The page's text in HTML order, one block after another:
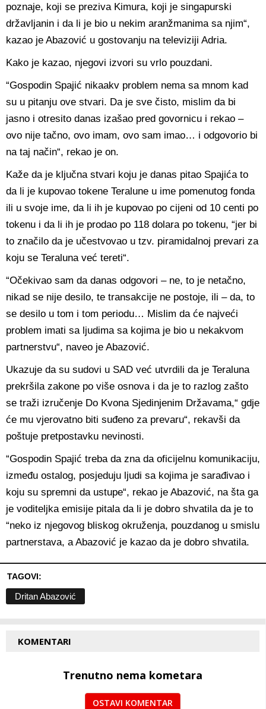
poznaje, koji se preziva Kimura, koji je singapurski
državljanin i da li je bio u nekim aranžmanima sa njim“,
kazao je Abazović u gostovanju na televiziji Adria.
Kako je kazao, njegovi izvori su vrlo pouzdani.
“Gospodin Spajić nikaakv problem nema sa mnom kad
su u pitanju ove stvari. Da je sve čisto, mislim da bi
jasno i otresito danas izašao pred govornicu i rekao –
ovo nije tačno, ovo imam, ovo sam imao… i odgovorio bi
na taj način“, rekao je on.
Kaže da je ključna stvari koju je danas pitao Spajića to
da li je kupovao tokene Teralune u ime pomenutog fonda
ili u svoje ime, da li ih je kupovao po cijeni od 10 centi po
tokenu i da li ih je prodao po 118 dolara po tokenu, “jer bi
to značilo da je učestvovao u tzv. piramidalnoj prevari za
koju se Teraluna već tereti“.
“Očekivao sam da danas odgovori – ne, to je netačno,
nikad se nije desilo, te transakcije ne postoje, ili – da, to
se desilo u tom i tom periodu… Mislim da će najveći
problem imati sa ljudima sa kojima je bio u nekakvom
partnerstvu“, naveo je Abazović.
Ukazuje da su sudovi u SAD već utvrdili da je Teraluna
prekršila zakone po više osnova i da je to razlog zašto
se traži izručenje Do Kvona Sjedinjenim Državama,“ gdje
će mu vjerovatno biti suđeno za prevaru“, rekavši da
poštuje pretpostavku nevinosti.
“Gospodin Spajić treba da zna da oficijelnu komunikaciju,
između ostalog, posjeduju ljudi sa kojima je sarađivao i
koju su spremni da ustupe“, rekao je Abazović, na šta ga
je voditeljka emisije pitala da li je dobro shvatila da je to
“neko iz njegovog bliskog okruženja, pouzdanog u smislu
partnerstava, a Abazović je kazao da je dobro shvatila.
TAGOVI:
Dritan Abazović
KOMENTARI
Trenutno nema kometara
OSTAVI KOMENTAR